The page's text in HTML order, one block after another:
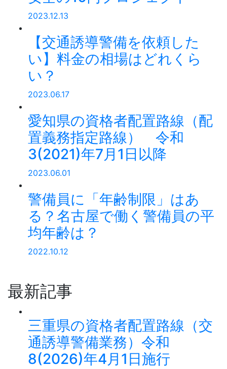
2023.12.13
【交通誘導警備を依頼した
い】料金の相場はどれくら
い？
2023.06.17
愛知県の資格者配置路線（配
置義務指定路線） 令和
3(2021)年7月1日以降
2023.06.01
警備員に「年齢制限」はあ
る？名古屋で働く警備員の平
均年齢は？
2022.10.12
最新記事
三重県の資格者配置路線（交
通誘導警備業務）令和
8(2026)年4月1日施行